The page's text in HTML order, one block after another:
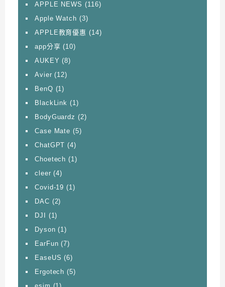
APPLE NEWS (116)
Apple Watch (3)
APPLE教育優惠 (14)
app分享 (10)
AUKEY (8)
Avier (12)
BenQ (1)
BlackLink (1)
BodyGuardz (2)
Case Mate (5)
ChatGPT (4)
Choetech (1)
cleer (4)
Covid-19 (1)
DAC (2)
DJI
(1)
Dyson (1)
EarFun (7)
EaseUS (6)
Ergotech (5)